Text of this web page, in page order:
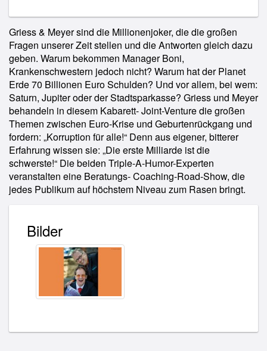
Griess & Meyer sind die Millionenjoker, die die großen
Fragen unserer Zeit stellen und die Antworten gleich dazu
geben. Warum bekommen Manager Boni,
Krankenschwestern jedoch nicht? Warum hat der Planet
Erde 70 Billionen Euro Schulden? Und vor allem, bei wem:
Saturn, Jupiter oder der Stadtsparkasse? Griess und Meyer
behandeln in diesem Kabarett- Joint-Venture die großen
Themen zwischen Euro-Krise und Geburtenrückgang und
fordern: „Korruption für alle!“ Denn aus eigener, bitterer
Erfahrung wissen sie: „Die erste Milliarde ist die
schwerste!“ Die beiden Triple-A-Humor-Experten
veranstalten eine Beratungs- Coaching-Road-Show, die
jedes Publikum auf höchstem Niveau zum Rasen bringt.
Bilder